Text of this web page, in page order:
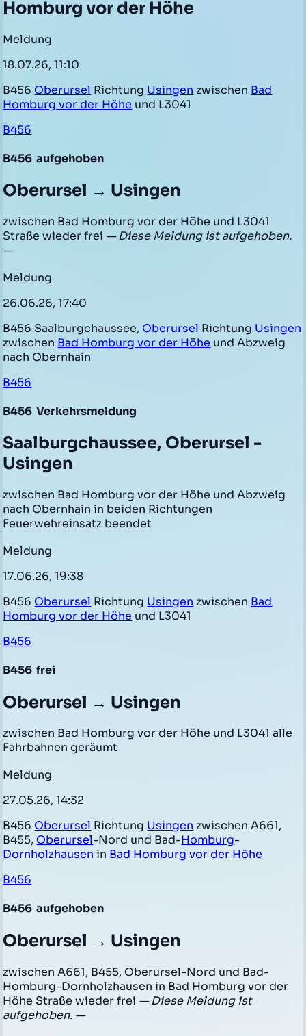
Homburg vor der Höhe
Meldung
18.07.26, 11:10
B456 Oberursel Richtung Usingen zwischen Bad
Homburg vor der Höhe und L3041
B456
B456 aufgehoben
Oberursel → Usingen
zwischen Bad Homburg vor der Höhe und L3041
Straße wieder frei — Diese Meldung ist aufgehoben.
—
Meldung
26.06.26, 17:40
B456 Saalburgchaussee, Oberursel Richtung Usingen
zwischen Bad Homburg vor der Höhe und Abzweig
nach Obernhain
B456
B456 Verkehrsmeldung
Saalburgchaussee, Oberursel -
Usingen
zwischen Bad Homburg vor der Höhe und Abzweig
nach Obernhain in beiden Richtungen
Feuerwehreinsatz beendet
Meldung
17.06.26, 19:38
B456 Oberursel Richtung Usingen zwischen Bad
Homburg vor der Höhe und L3041
B456
B456 frei
Oberursel → Usingen
zwischen Bad Homburg vor der Höhe und L3041 alle
Fahrbahnen geräumt
Meldung
27.05.26, 14:32
B456 Oberursel Richtung Usingen zwischen A661,
B455, Oberursel-Nord und Bad-Homburg-
Dornholzhausen in Bad Homburg vor der Höhe
B456
B456 aufgehoben
Oberursel → Usingen
zwischen A661, B455, Oberursel-Nord und Bad-
Homburg-Dornholzhausen in Bad Homburg vor der
Höhe Straße wieder frei — Diese Meldung ist
aufgehoben. —